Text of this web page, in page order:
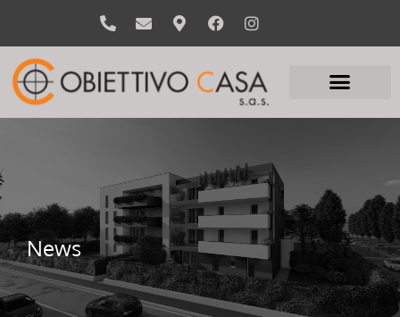
News